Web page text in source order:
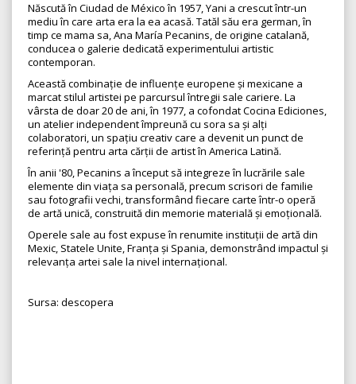
Născută în Ciudad de México în 1957, Yani a crescut într-un
mediu în care arta era la ea acasă. Tatăl său era german, în
timp ce mama sa, Ana María Pecanins, de origine catalană,
conducea o galerie dedicată experimentului artistic
contemporan.
Această combinație de influențe europene și mexicane a
marcat stilul artistei pe parcursul întregii sale cariere. La
vârsta de doar 20 de ani, în 1977, a cofondat Cocina Ediciones,
un atelier independent împreună cu sora sa și alți
colaboratori, un spațiu creativ care a devenit un punct de
referință pentru arta cărții de artist în America Latină.
În anii '80, Pecanins a început să integreze în lucrările sale
elemente din viața sa personală, precum scrisori de familie
sau fotografii vechi, transformând fiecare carte într-o operă
de artă unică, construită din memorie materială și emoțională.
Operele sale au fost expuse în renumite instituții de artă din
Mexic, Statele Unite, Franța și Spania, demonstrând impactul și
relevanța artei sale la nivel internațional.
Sursa: descopera